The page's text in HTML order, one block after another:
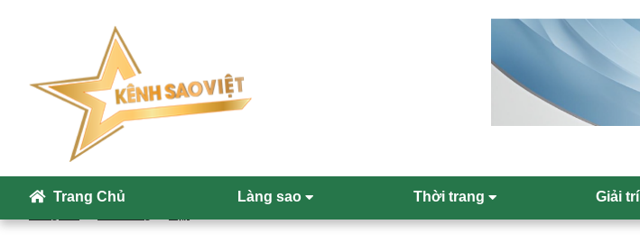
the
Trang Chủ Làng sao Thời trang Giải trí